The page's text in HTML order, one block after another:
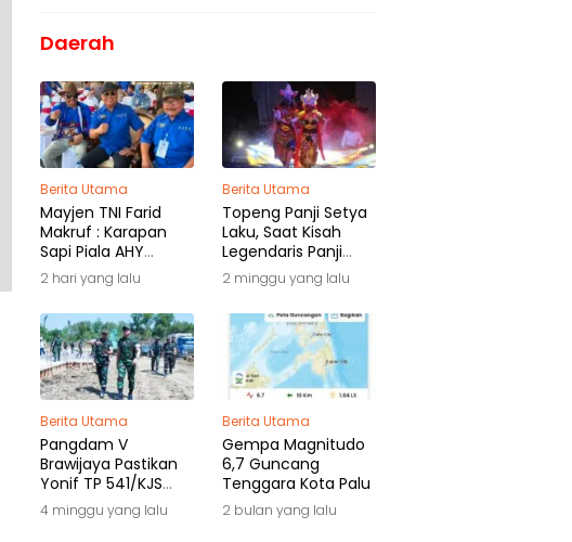
Daerah
Berita Utama
Mayjen TNI Farid
Makruf : Karapan
Sapi Piala AHY
Menjaga Warisan
Madura
2 hari yang lalu
Berita Utama
Topeng Panji Setya
Laku, Saat Kisah
Legendaris Panji
Kembali Menyapa
Malang
2 minggu yang lalu
Berita Utama
Pangdam V
Brawijaya Pastikan
Yonif TP 541/KJS
Tepat Waktu
4 minggu yang lalu
Berita Utama
Gempa Magnitudo
6,7 Guncang
Tenggara Kota Palu
2 bulan yang lalu